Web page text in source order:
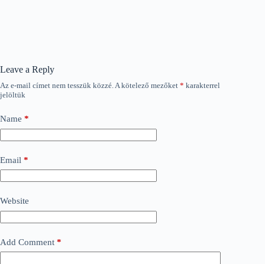
Leave a Reply
Az e-mail címet nem tesszük közzé.A kötelező mezőket * karakterrel
jelöltük
Name *
Email *
Website
Add Comment *